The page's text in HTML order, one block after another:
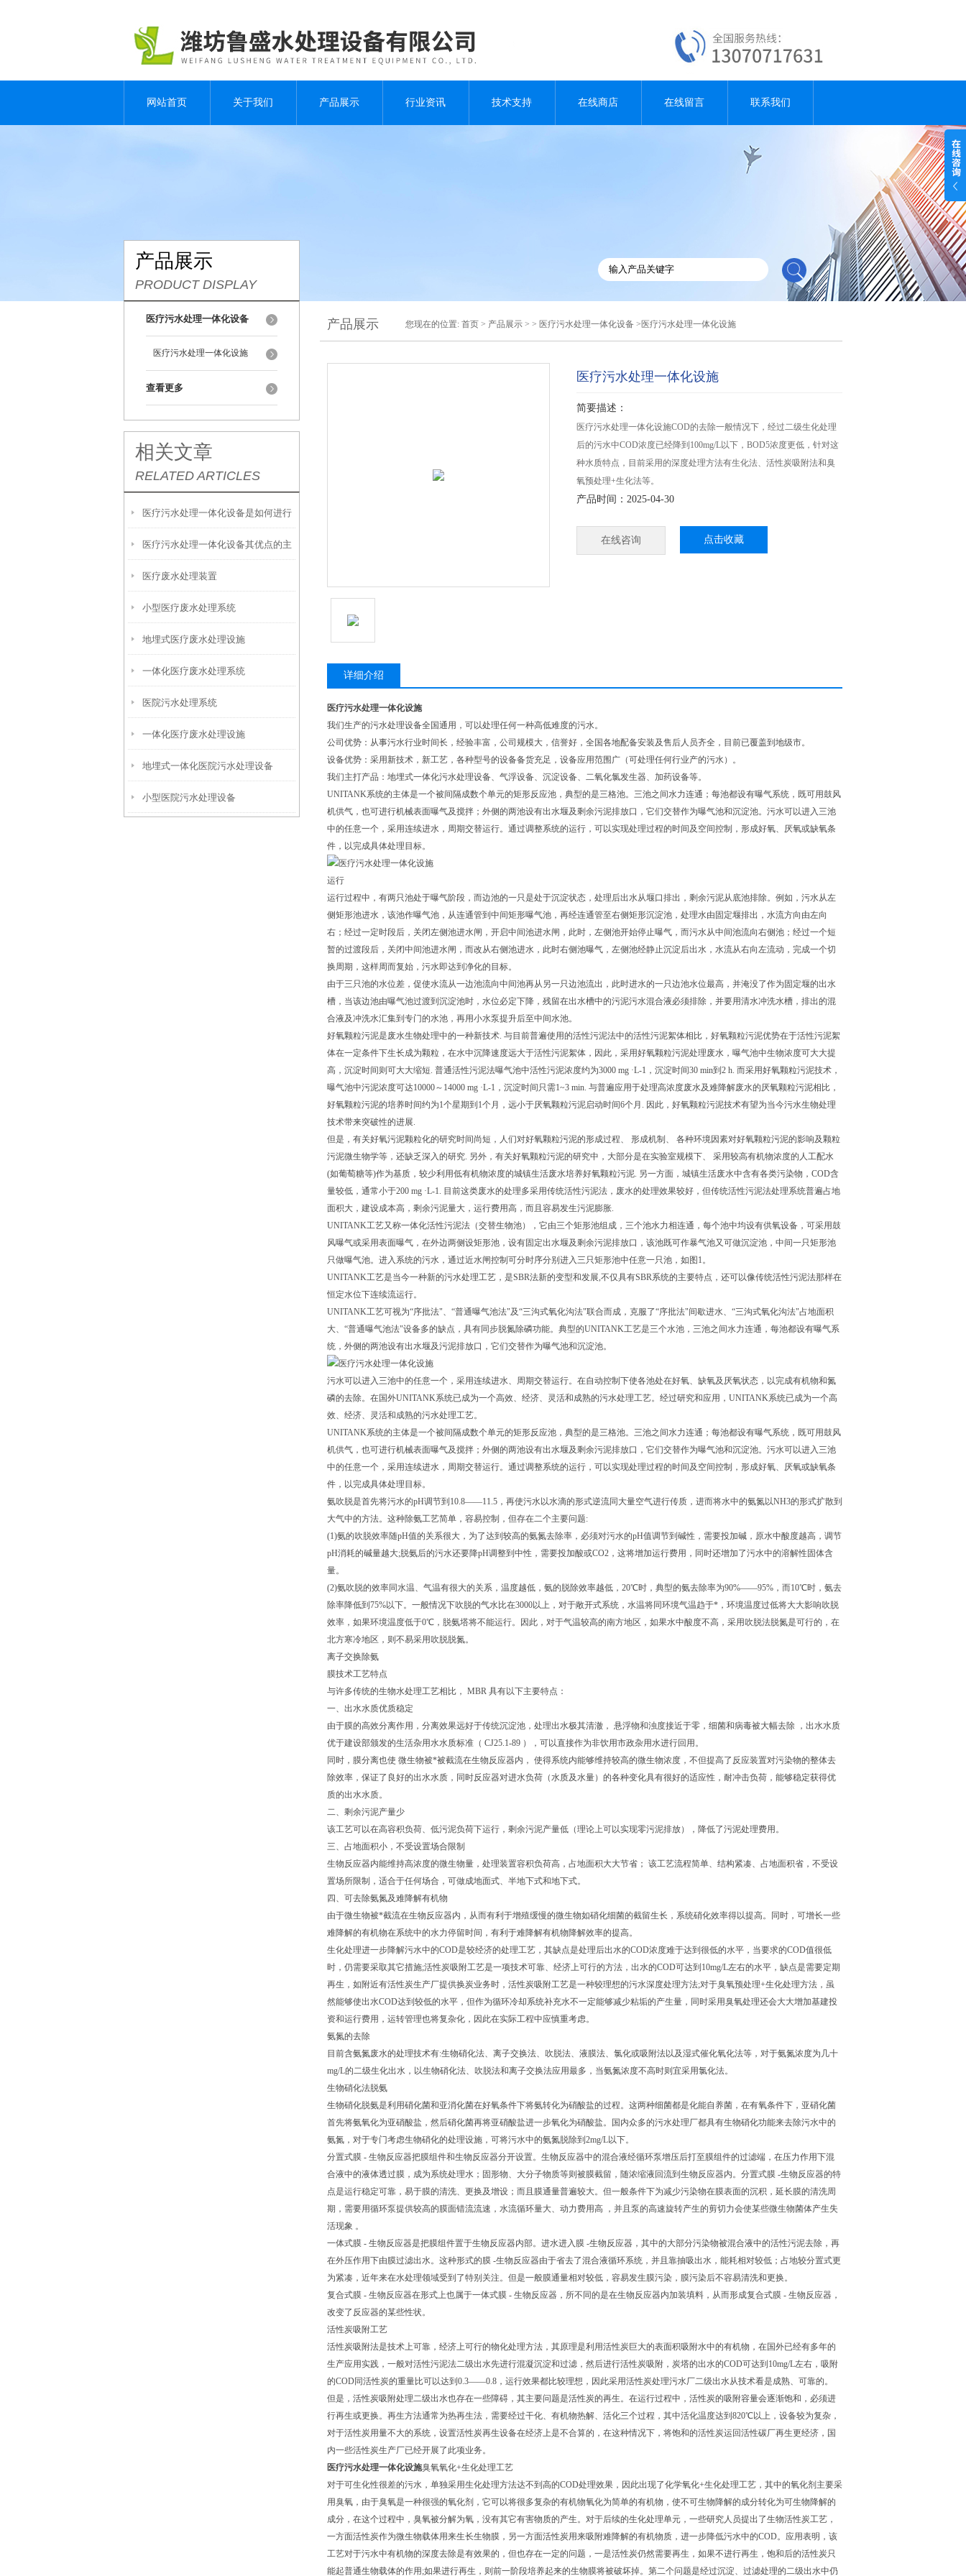
网站首页 关于我们 产品展示 行业资讯 技术支持 在线商店 在线留言 联系我们
产品展示
PRODUCT DISPLAY
医疗污水处理一体化设备
医疗污水处理一体化设施
查看更多
相关文章
RELATED ARTICLES
医疗污水处理一体化设备是如何进行
测定的呢？
医疗污水处理一体化设备其优点的主
要分析如下
医疗废水处理装置
小型医疗废水处理系统
地埋式医疗废水处理设施
一体化医疗废水处理系统
医院污水处理系统
一体化医疗废水处理设施
地埋式一体化医院污水处理设备
小型医院污水处理设备
产品展示 您现在的位置: 首页 > 产品展示 > > 医疗污水处理一体化设备 >医疗污水处理一体化设施
医疗污水处理一体化设施
简要描述：
医疗污水处理一体化设施COD的去除一般情况下，经过二级生化处理
后的污水中COD浓度已经降到100mg/L以下，BOD5浓度更低，针对这
种水质特点，目前采用的深度处理方法有生化法、活性炭吸附法和臭
氧预处理+生化法等。
产品时间：2025-04-30
在线咨询 点击收藏
详细介绍
医疗污水处理一体化设施
我们生产的污水处理设备全国通用，可以处理任何一种高低难度的污水。
公司优势：从事污水行业时间长，经验丰富，公司规模大，信誉好，全国各地配备安装及售后人员齐全，目前已覆盖到地级市。
设备优势：采用新技术，新工艺，各种型号的设备备货充足，设备应用范围广（可处理任何行业产的污水）。
我们主打产品：地埋式一体化污水处理设备、气浮设备、沉淀设备、二氧化氯发生器、加药设备等。
UNITANK系统的主体是一个被间隔成数个单元的矩形反应池，典型的是三格池。三池之间水力连通；每池都设有曝气系统，既可用鼓风
机供气，也可进行机械表面曝气及搅拌；外侧的两池设有出水堰及剩余污泥排放口，它们交替作为曝气池和沉淀池。污水可以进入三池
中的任意一个，采用连续进水，周期交替运行。通过调整系统的运行，可以实现处理过程的时间及空间控制，形成好氧、厌氧或缺氧条
件，以完成具体处理目标。
运行
运行过程中，有两只池处于曝气阶段，而边池的一只是处于沉淀状态，处理后出水从堰口排出，剩余污泥从底池排除。例如，污水从左
侧矩形池进水，该池作曝气池，从连通管到中间矩形曝气池，再经连通管至右侧矩形沉淀池，处理水由固定堰排出，水流方向由左向
右；经过一定时段后，关闭左侧池进水闸，开启中间池进水闸，此时，左侧池开始停止曝气，而污水从中间池流向右侧池；经过一个短
暂的过渡段后，关闭中间池进水闸，而改从右侧池进水，此时右侧池曝气，左侧池经静止沉淀后出水，水流从右向左流动，完成一个切
换周期，这样周而复始，污水即达到净化的目标。
由于三只池的水位差，促使水流从一边池流向中间池再从另一只边池流出，此时进水的一只边池水位最高，并淹没了作为固定堰的出水
槽，当该边池由曝气池过渡到沉淀池时，水位必定下降，残留在出水槽中的污泥污水混合液必须排除，并要用清水冲洗水槽，排出的混
合液及冲洗水汇集到专门的水池，再用小水泵提升后至中间水池。
好氧颗粒污泥是废水生物处理中的一种新技术. 与目前普遍使用的活性污泥法中的活性污泥絮体相比，好氧颗粒污泥优势在于活性污泥絮
体在一定条件下生长成为颗粒，在水中沉降速度远大于活性污泥絮体，因此，采用好氧颗粒污泥处理废水，曝气池中生物浓度可大大提
高，沉淀时间则可大大缩短. 普通活性污泥法曝气池中活性污泥浓度约为3000 mg ·L-1，沉淀时间30 min到2 h. 而采用好氧颗粒污泥技术，
曝气池中污泥浓度可达10000～14000 mg ·L-1，沉淀时间只需1~3 min. 与普遍应用于处理高浓度废水及难降解废水的厌氧颗粒污泥相比，
好氧颗粒污泥的培养时间约为1个星期到1个月，远小于厌氧颗粒污泥启动时间6个月. 因此，好氧颗粒污泥技术有望为当今污水生物处理
技术带来突破性的进展.
但是，有关好氧污泥颗粒化的研究时间尚短，人们对好氧颗粒污泥的形成过程、 形成机制、 各种环境因素对好氧颗粒污泥的影响及颗粒
污泥微生物学等，还缺乏深入的研究. 另外，有关好氧颗粒污泥的研究中，大部分是在实验室规模下、 采用较高有机物浓度的人工配水
(如葡萄糖等)作为基质，较少利用低有机物浓度的城镇生活废水培养好氧颗粒污泥. 另一方面，城镇生活废水中含有各类污染物，COD含
量较低，通常小于200 mg ·L-1. 目前这类废水的处理多采用传统活性污泥法，废水的处理效果较好，但传统活性污泥法处理系统普遍占地
面积大，建设成本高，剩余污泥量大，运行费用高，而且容易发生污泥膨胀.
UNITANK工艺又称一体化活性污泥法（交替生物池），它由三个矩形池组成，三个池水力相连通，每个池中均设有供氧设备，可采用鼓
风曝气或采用表面曝气，在外边两侧设矩形池，设有固定出水堰及剩余污泥排放口，该池既可作暴气池又可做沉淀池，中间一只矩形池
只做曝气池。进入系统的污水，通过近水闸控制可分时序分别进入三只矩形池中任意一只池，如图1。
UNITANK工艺是当今一种新的污水处理工艺，是SBR法新的变型和发展,不仅具有SBR系统的主要特点，还可以像传统活性污泥法那样在
恒定水位下连续流运行。
UNITANK工艺可视为“序批法"、“普通曝气池法"及“三沟式氧化沟法"联合而成，克服了“序批法"间歇进水、“三沟式氧化沟法"占地面积
大、“普通曝气池法"设备多的缺点，具有同步脱氮除磷功能。典型的UNITANK工艺是三个水池，三池之间水力连通，每池都设有曝气系
统，外侧的两池设有出水堰及污泥排放口，它们交替作为曝气池和沉淀池。
污水可以进入三池中的任意一个，采用连续进水、周期交替运行。在自动控制下使各池处在好氧、缺氧及厌氧状态，以完成有机物和氮
磷的去除。在国外UNITANK系统已成为一个高效、经济、灵活和成熟的污水处理工艺。经过研究和应用，UNITANK系统已成为一个高
效、经济、灵活和成熟的污水处理工艺。
UNITANK系统的主体是一个被间隔成数个单元的矩形反应池，典型的是三格池。三池之间水力连通；每池都设有曝气系统，既可用鼓风
机供气，也可进行机械表面曝气及搅拌；外侧的两池设有出水堰及剩余污泥排放口，它们交替作为曝气池和沉淀池。污水可以进入三池
中的任意一个，采用连续进水，周期交替运行。通过调整系统的运行，可以实现处理过程的时间及空间控制，形成好氧、厌氧或缺氧条
件，以完成具体处理目标。
氨吹脱是首先将污水的pH调节到10.8——11.5，再使污水以水滴的形式逆流同大量空气进行传质，进而将水中的氨氮以NH3的形式扩散到
大气中的方法。这种除氨工艺简单，容易控制，但存在二个主要问题:
(1)氨的吹脱效率随pH值的关系很大，为了达到较高的氨氮去除率，必须对污水的pH值调节到碱性，需要投加碱，原水中酸度越高，调节
pH消耗的碱量越大;脱氨后的污水还要降pH调整到中性，需要投加酸或CO2，这将增加运行费用，同时还增加了污水中的溶解性固体含
量。
(2)氨吹脱的效率同水温、气温有很大的关系，温度越低，氨的脱除效率越低，20℃时，典型的氨去除率为90%——95%，而10℃时，氨去
除率降低到75%以下。一般情况下吹脱的气水比在3000以上，对于敞开式系统，水温将同环境气温趋于*，环境温度过低将大大影响吹脱
效率，如果环境温度低于0℃，脱氨塔将不能运行。因此，对于气温较高的南方地区，如果水中酸度不高，采用吹脱法脱氮是可行的，在
北方寒冷地区，则不易采用吹脱脱氮。
离子交换除氨
膜技术工艺特点
与许多传统的生物水处理工艺相比， MBR 具有以下主要特点：
一、出水水质优质稳定
由于膜的高效分离作用，分离效果远好于传统沉淀池，处理出水极其清澈， 悬浮物和浊度接近于零，细菌和病毒被大幅去除 ，出水水质
优于建设部颁发的生活杂用水水质标准（ CJ25.1-89 ），可以直接作为非饮用市政杂用水进行回用。
同时，膜分离也使 微生物被*被截流在生物反应器内， 使得系统内能够维持较高的微生物浓度，不但提高了反应装置对污染物的整体去
除效率，保证了良好的出水水质，同时反应器对进水负荷（水质及水量）的各种变化具有很好的适应性，耐冲击负荷，能够稳定获得优
质的出水水质。
二、剩余污泥产量少
该工艺可以在高容积负荷、低污泥负荷下运行，剩余污泥产量低（理论上可以实现零污泥排放），降低了污泥处理费用。
三、占地面积小，不受设置场合限制
生物反应器内能维持高浓度的微生物量，处理装置容积负荷高，占地面积大大节省； 该工艺流程简单、结构紧凑、占地面积省，不受设
置场所限制，适合于任何场合，可做成地面式、半地下式和地下式。
四、可去除氨氮及难降解有机物
由于微生物被*截流在生物反应器内，从而有利于增殖缓慢的微生物如硝化细菌的截留生长，系统硝化效率得以提高。同时，可增长一些
难降解的有机物在系统中的水力停留时间，有利于难降解有机物降解效率的提高。
生化处理进一步降解污水中的COD是较经济的处理工艺，其缺点是处理后出水的COD浓度难于达到很低的水平，当要求的COD值很低
时，仍需要采取其它措施;活性炭吸附工艺是一项技术可靠、经济上可行的方法，出水的COD可达到10mg/L左右的水平，缺点是需要定期
再生，如附近有活性炭生产厂提供换炭业务时，活性炭吸附工艺是一种较理想的污水深度处理方法;对于臭氧预处理+生化处理方法，虽
然能够使出水COD达到较低的水平，但作为循环冷却系统补充水不一定能够减少粘垢的产生量，同时采用臭氧处理还会大大增加基建投
资和运行费用，运转管理也将复杂化，因此在实际工程中应慎重考虑。
氨氮的去除
目前含氨氮废水的处理技术有:生物硝化法、离子交换法、吹脱法、液膜法、氯化或吸附法以及湿式催化氧化法等，对于氨氮浓度为几十
mg/L的二级生化出水，以生物硝化法、吹脱法和离子交换法应用最多，当氨氮浓度不高时则宜采用氯化法。
生物硝化法脱氨
生物硝化脱氨是利用硝化菌和亚消化菌在好氧条件下将氨转化为硝酸盐的过程。这两种细菌都是化能自养菌，在有氧条件下，亚硝化菌
首先将氨氧化为亚硝酸盐，然后硝化菌再将亚硝酸盐进一步氧化为硝酸盐。国内众多的污水处理厂都具有生物硝化功能来去除污水中的
氨氮，对于专门考虑生物硝化的处理设施，可将污水中的氨氮脱除到2mg/L以下。
分置式膜 - 生物反应器把膜组件和生物反应器分开设置。生物反应器中的混合液经循环泵增压后打至膜组件的过滤端，在压力作用下混
合液中的液体透过膜，成为系统处理水；固形物、大分子物质等则被膜截留，随浓缩液回流到生物反应器内。分置式膜 -生物反应器的特
点是运行稳定可靠，易于膜的清洗、更换及增设；而且膜通量普遍较大。但一般条件下为减少污染物在膜表面的沉积，延长膜的清洗周
期，需要用循环泵提供较高的膜面错流流速，水流循环量大、动力费用高 ，并且泵的高速旋转产生的剪切力会使某些微生物菌体产生失
活现象 。
一体式膜 - 生物反应器是把膜组件置于生物反应器内部。进水进入膜 -生物反应器，其中的大部分污染物被混合液中的活性污泥去除，再
在外压作用下由膜过滤出水。这种形式的膜 -生物反应器由于省去了混合液循环系统，并且靠抽吸出水，能耗相对较低；占地较分置式更
为紧凑，近年来在水处理领域受到了特别关注。但是一般膜通量相对较低，容易发生膜污染，膜污染后不容易清洗和更换。
复合式膜 - 生物反应器在形式上也属于一体式膜 - 生物反应器，所不同的是在生物反应器内加装填料，从而形成复合式膜 - 生物反应器，
改变了反应器的某些性状。
活性炭吸附工艺
活性炭吸附法是技术上可靠，经济上可行的物化处理方法，其原理是利用活性炭巨大的表面积吸附水中的有机物，在国外已经有多年的
生产应用实践，一般对活性污泥法二级出水先进行混凝沉淀和过滤，然后进行活性炭吸附，炭塔的出水的COD可达到10mg/L左右，吸附
的COD同活性炭的重量比可以达到0.3——0.8，运行效果都比较理想，因此采用活性炭处理污水厂二级出水从技术看是成熟、可靠的。
但是，活性炭吸附处理二级出水也存在一些障碍，其主要问题是活性炭的再生。在运行过程中，活性炭的吸附容量会逐渐饱和，必须进
行再生或更换。再生方法通常为热再生法，需要经过干化、有机物热解、活化三个过程，其中活化温度达到820℃以上，设备较为复杂，
对于活性炭用量不大的系统，设置活性炭再生设备在经济上是不合算的，在这种情况下，将饱和的活性炭运回活性碳厂再生更经济，国
内一些活性炭生产厂已经开展了此项业务。
医疗污水处理一体化设施臭氧氧化+生化处理工艺
对于可生化性很差的污水，单独采用生化处理方法达不到高的COD处理效果，因此出现了化学氧化+生化处理工艺，其中的氧化剂主要采
用臭氧，由于臭氧是一种很强的氧化剂，它可以将很多复杂的有机物氧化为简单的有机物，使不可生物降解的成分转化为可生物降解的
成分，在这个过程中，臭氧被分解为氧，没有其它有害物质的产生。对于后续的生化处理单元，一些研究人员提出了生物活性炭工艺，
一方面活性炭作为微生物载体用来生长生物膜，另一方面活性炭用来吸附难降解的有机物质，进一步降低污水中的COD。应用表明，该
工艺对于污水中有机物的深度去除是有效果的，但也存在一定的问题，一是活性炭仍然需要再生，如果不进行再生，饱和后的活性炭只
能起普通生物载体的作用;如果进行再生，则前一阶段培养起来的生物膜将被破坏掉。第二个问题是经过沉淀、过滤处理的二级出水中仍